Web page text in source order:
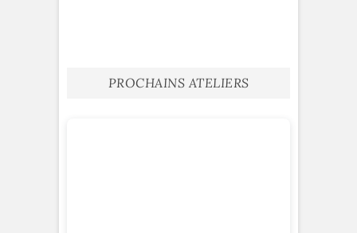
PROCHAINS ATELIERS